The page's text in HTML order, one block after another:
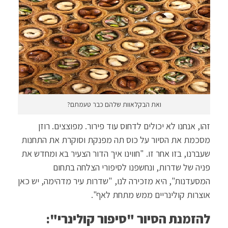
ואת הבקלאוות שלהם כבר טעמתם?
זהו, אנחנו לא יכולים לדחוס עוד פירור. מפוצצים. רוזן
מסכמת את הסיור על כוס תה מפנקת וסוקרת את התחנות
שעברנו, בזו אחר זו. "חווינו איך הדור הצעיר בא ומחדש את
פניה של שדרות, ונחשפנו לסיפורי הצלחה בתחום
המסעדנות", היא מזכירה לנו, "שדרות עיר מדהימה, יש כאן
אוצרות קולינריים ממש מתחת לאף".
להזמנת הסיור "סיפור קולינרי":